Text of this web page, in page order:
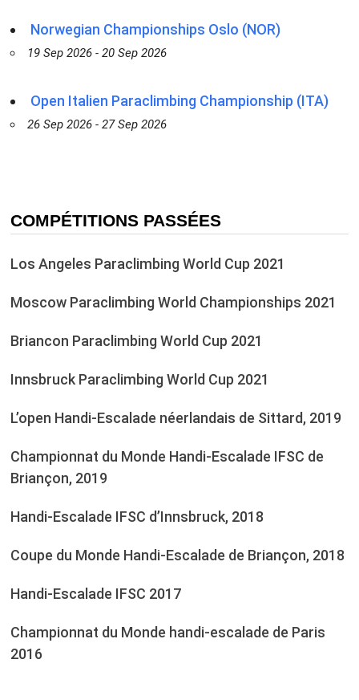
Norwegian Championships Oslo (NOR)
19 Sep 2026 - 20 Sep 2026
Open Italien Paraclimbing Championship (ITA)
26 Sep 2026 - 27 Sep 2026
COMPÉTITIONS PASSÉES
Los Angeles Paraclimbing World Cup 2021
Moscow Paraclimbing World Championships 2021
Briancon Paraclimbing World Cup 2021
Innsbruck Paraclimbing World Cup 2021
L’open Handi-Escalade néerlandais de Sittard, 2019
Championnat du Monde Handi-Escalade IFSC de
Briançon, 2019
Handi-Escalade IFSC d’Innsbruck, 2018
Coupe du Monde Handi-Escalade de Briançon, 2018
Handi-Escalade IFSC 2017
Championnat du Monde handi-escalade de Paris
2016